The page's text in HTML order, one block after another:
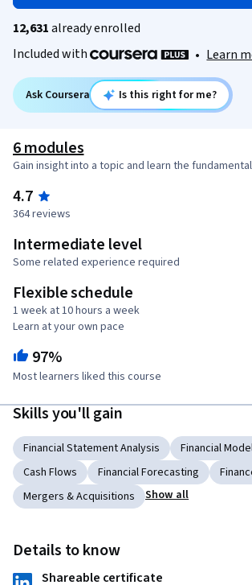
12,631already enrolled
Included with
• Learn
Ask Coursera Is this right for me?
6 modules
Gain insight into a topic and learn the
4.7
364 reviews
Intermediate level
Some related experience required
Flexible schedule
1 week at 10 hours a week
Learn at your own pace
97%
Most learners liked this course
Skills you'll gain
Financial Statement Analysis
Financial
Cash Flows
Financial Forecasting
Mergers & Acquisitions
Show all
Details to know
Shareable certificate